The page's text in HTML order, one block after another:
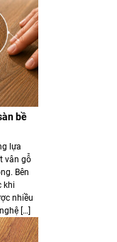
bề
lựa
vân gỗ
Bên
khi
nhiều
[…]